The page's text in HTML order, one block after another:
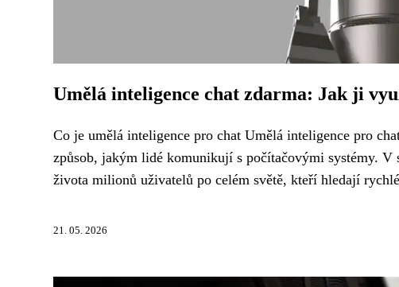
Umělá inteligence chat zdarma: Jak ji
Co je umělá inteligence pro chat Umělá inteligence pro
způsob, jakým lidé komunikují s počítačovými systémy. V
života milionů uživatelů po celém světě, kteří hledají
21. 05. 2026